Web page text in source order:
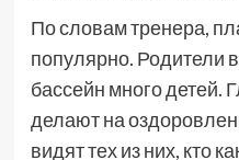
По словам тренера,
популярно. Родители
бассейн много детей.
делают на
видят тех из них, кто